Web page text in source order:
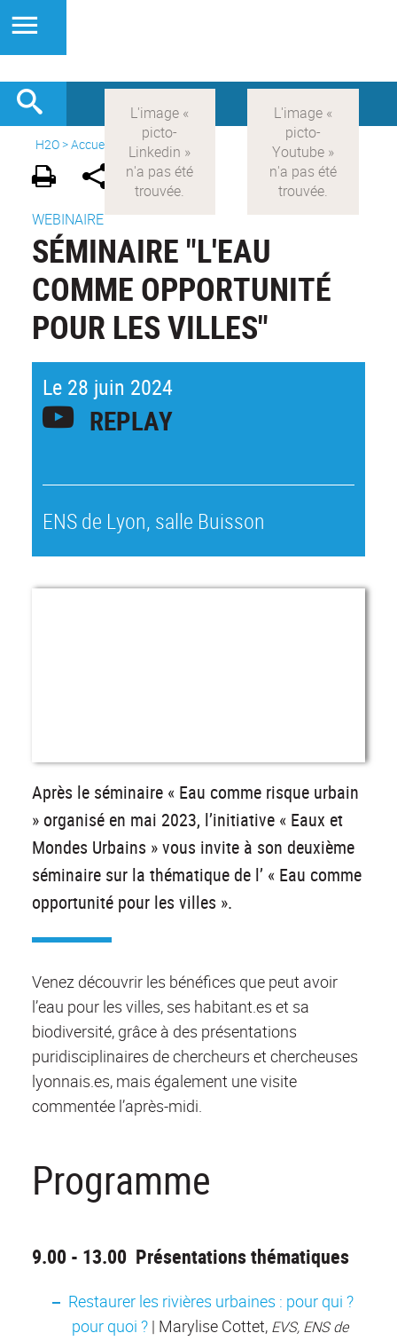
H2O>Accueil Actualités
WEBINAIRE
SÉMINAIRE "L'EAU
COMME OPPORTUNITÉ
POUR LES VILLES"
Le 28 juin 2024
REPLAY
ENS de Lyon, salle Buisson
Après le séminaire « Eau comme risque urbain
» organisé en mai 2023, l’initiative « Eaux et
Mondes Urbains » vous invite à son deuxième
séminaire sur la thématique de l’ « Eau comme
opportunité pour les villes ».
Venez découvrir les bénéfices que peut avoir
l’eau pour les villes, ses habitant.es et sa
biodiversité, grâce à des présentations
puridisciplinaires de chercheurs et chercheuses
lyonnais.es, mais également une visite
commentée l’après-midi.
Programme
9.00 - 13.00 Présentations thématiques
Restaurer les rivières urbaines : pour qui ?
pour quoi ? | Marylise Cottet, EVS, ENS de